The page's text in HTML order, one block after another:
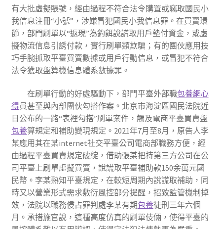
有大批虛擬賬號，經由過程不符合法令購置或竊取國民小
我信息注冊“小號”，涉嫌冒犯國民小我信息罪。在買賣環
節，部門刷單以“返現”為釣餌說謊取用戶墊付資金，或虛
擬物流信息引誘付款，實行刷單類欺騙；有的團伙應用技
巧手腕抓取平臺買賣數據或用戶行動信息，或冒犯不符合
法令獲取盤算機信息體系數據罪。
在刷單行動的好處驅動下，部門平臺外部職包養網心
得員甚至與內部團伙勾搭作案。北京市海淀區國民法院近
日公布的一路“表裡勾搭”刷單案件，觸及電商平臺買賣盤
包養算規定和補助變現規定。2021年7月至8月，原告人李
某應用其在某internet社交平臺公司電商部職務方便，經
由過程平臺買賣規定破綻，借助張某把持第三方公司在公
司平臺上刷單虛擬買賣，說謊取平臺補助款150余萬元國
民幣。李某熟知平臺規定，在較短周期內說謊取補助，同
時又以營業形式需求敷衍風控部分提醒，招致監管機制掉
效，法院以職務侵占罪判處李某有期包養徒刑三年六個
月。承措施官說，這種高度仿真的刷單伎倆，使得平臺的